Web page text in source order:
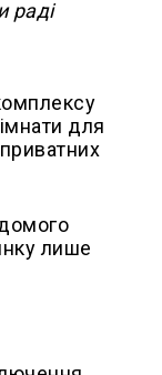
раді
для
лише